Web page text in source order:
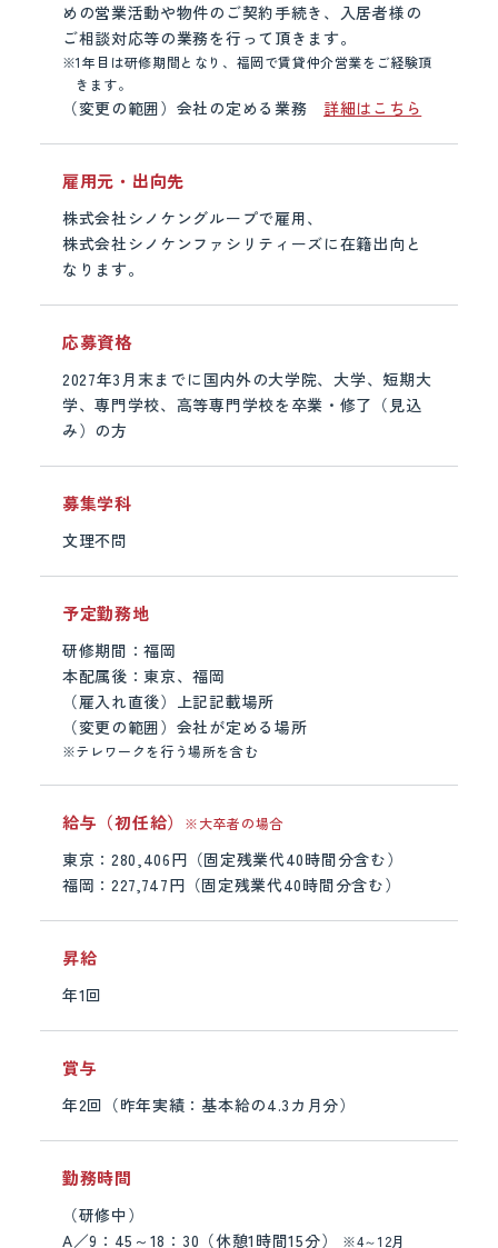
めの営業活動や物件のご契約手続き、入居者様の
ご相談対応等の業務を行って頂きます。
※1年目は研修期間となり、福岡で賃貸仲介営業をご経験頂
きます。
（変更の範囲）会社の定める業務 詳細はこちら
雇用元・出向先
株式会社シノケングループで雇用、
株式会社シノケンファシリティーズに在籍出向と
なります。
応募資格
2027年3月末までに国内外の大学院、大学、短期大
学、専門学校、高等専門学校を卒業・修了（見込
み）の方
募集学科
文理不問
予定勤務地
研修期間：福岡
本配属後：東京、福岡
（雇入れ直後）上記記載場所
（変更の範囲）会社が定める場所
※テレワークを行う場所を含む
給与（初任給） ※大卒者の場合
東京：280,406円（固定残業代40時間分含む）
福岡：227,747円（固定残業代40時間分含む）
昇給
年1回
賞与
年2回（昨年実績：基本給の4.3カ月分）
勤務時間
（研修中）
A／9：45～18：30（休憩1時間15分）
※4～12月